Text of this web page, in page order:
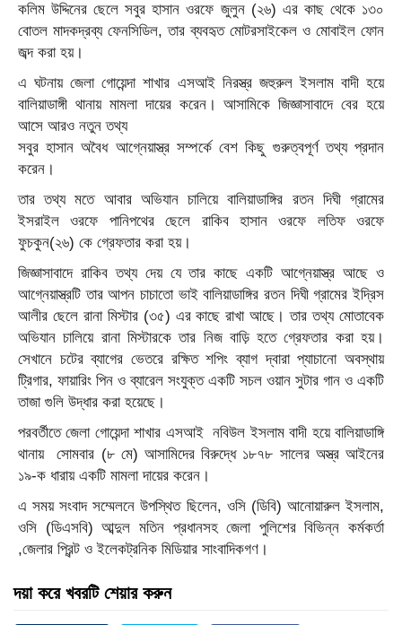
কলিম উদ্দিনের ছেলে সবুর হাসান ওরফে জুলুন (২৬) এর কাছ থেকে ১৩০
বোতল মাদকদ্রব্য ফেনসিডিল, তার ব্যবহৃত মোটরসাইকেল ও মোবাইল ফোন
জব্দ করা হয়।
এ ঘটনায় জেলা গোয়েন্দা শাখার এসআই নিরস্ত্র জহুরুল ইসলাম বাদী হয়ে
বালিয়াডাঙ্গী থানায় মামলা দায়ের করেন। আসামিকে জিজ্ঞাসাবাদে বের হয়ে
আসে আরও নতুন তথ্য
সবুর হাসান অবৈধ আগ্নেয়াস্ত্র সম্পর্কে বেশ কিছু গুরুত্বপূর্ণ তথ্য প্রদান
করেন।
তার তথ্য মতে আবার অভিযান চালিয়ে বালিয়াডাঙ্গির রতন দিঘী গ্রামের
ইসরাইল ওরফে পানিপথের ছেলে রাকিব হাসান ওরফে লতিফ ওরফে
ফুচকুন(২৬) কে গ্রেফতার করা হয়।
জিজ্ঞাসাবাদে রাকিব তথ্য দেয় যে তার কাছে একটি আগ্নেয়াস্ত্র আছে ও
আগ্নেয়াস্ত্রটি তার আপন চাচাতো ভাই বালিয়াডাঙ্গির রতন দিঘী গ্রামের ইদ্রিস
আলীর ছেলে রানা মিস্টার (৩৫) এর কাছে রাখা আছে। তার তথ্য মোতাবেক
অভিযান চালিয়ে রানা মিস্টারকে তার নিজ বাড়ি হতে গ্রেফতার করা হয়।
সেখানে চটের ব্যাগের ভেতরে রক্ষিত শপিং ব্যাগ দ্বারা প্যাচানো অবস্থায়
ট্রিগার, ফায়ারিং পিন ও ব্যারেল সংযুক্ত একটি সচল ওয়ান সুটার গান ও একটি
তাজা গুলি উদ্ধার করা হয়েছে।
পরবর্তীতে জেলা গোয়েন্দা শাখার এসআই নবিউল ইসলাম বাদী হয়ে বালিয়াডাঙ্গি
থানায় সোমবার (৮ মে) আসামিদের বিরুদ্ধে ১৮৭৮ সালের অস্ত্র আইনের
১৯-ক ধারায় একটি মামলা দায়ের করেন।
এ সময় সংবাদ সম্মেলনে উপস্থিত ছিলেন, ওসি (ডিবি) আনোয়ারুল ইসলাম,
ওসি (ডিএসবি) আব্দুল মতিন প্রধানসহ জেলা পুলিশের বিভিন্ন কর্মকর্তা
,জেলার প্রিন্ট ও ইলেকট্রনিক মিডিয়ার সাংবাদিকগণ।
দয়া করে খবরটি শেয়ার করুন